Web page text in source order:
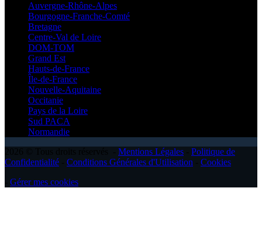
Auvergne-Rhône-Alpes
Bourgogne-Franche-Comté
Bretagne
Centre-Val de Loire
DOM-TOM
Grand Est
Hauts-de-France
Île-de-France
Nouvelle-Aquitaine
Occitanie
Pays de la Loire
Sud PACA
Normandie
Mentions Légales
Politique de
Confidentialité
Conditions Générales d'Utilisation
Cookies
Gérer mes cookies